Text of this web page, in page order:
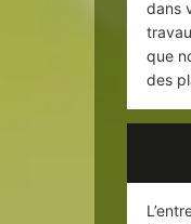
dans
que
des